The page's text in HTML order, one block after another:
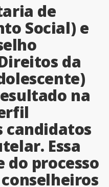
de
Social) e
da
na
candidatos
Essa
processo